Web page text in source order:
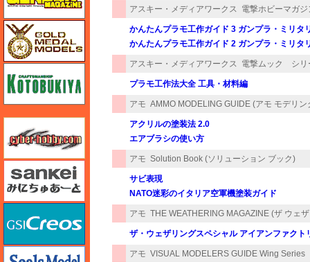
アスキー・メディアワークス 電撃ホビーマガ
かんたんプラモ工作ガイド 3 ガンプラ・ミリタ
かんたんプラモ工作ガイド 2 ガンプラ・ミリタ
アスキー・メディアワークス 電撃ムック シリ
プラモ工作法大全 工具・材料編
アモ AMMO MODELING GUIDE (アモ モデリン
アクリルの塗装法 2.0
エアブラシの使い方
アモ Solution Book (ソリューション ブック)
サビ表現
NATO迷彩のイタリア空軍機塗装ガイド
アモ THE WEATHERING MAGAZINE (ザ ウェ
ザ・ウェザリングスペシャル アイアンファクト
アモ VISUAL MODELERS GUIDE Wing Series
ゴールドメダルモデルズ
サイバーホビー
さんけい みにちゅあーと
GSIクレオス
シールズモデル